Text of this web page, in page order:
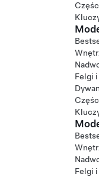
Felgi
Felgi